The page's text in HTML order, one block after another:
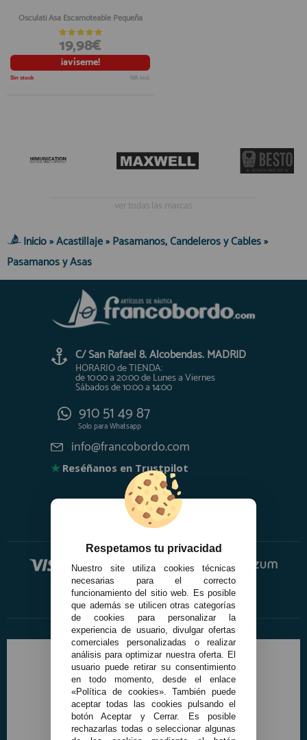
Osculati Asa Escamoteable Pequeña
19,98€
¡avíseme!
Sin stock IVA incl.
ver todas las marcas
Inicio»Acastillaje»Pasamanos, Candeleros y Cables»
Pasamanos y Asas
C/ San Rafael 8. Alcobendas. MADRID
HORARIO de TIENDA:
de 10:00 a 20:00 de Lunes a Viernes
Sábados de 10:00 a 14:00
910 51 49 87
Solo paraWhatsapp
info@francobordo.com
★ Reséñanos en Trustpilot
Respetamos tu privacidad
Nuestro site utiliza cookies técnicas
necesarias para el correcto
funcionamiento del sitio web. Es posible
que además se utilicen otras categorías
de cookies para personalizar la
experiencia de usuario, divulgar ofertas
comerciales personalizadas o realizar
análisis para optimizar nuestra oferta. El
usuario puede retirar su consentimiento
en todo momento, desde el enlace
«Política de cookies». También puede
aceptar todas las cookies pulsando el
botón Aceptar y Cerrar. Es posible
rechazarlas todas o seleccionar algunas